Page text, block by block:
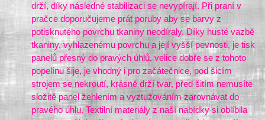
drží, díky následné stabilizaci se nevypírají. Při praní v
pračce doporučujeme prát poruby aby se barvy z
potisknutého povrchu tkaniny neodíraly. Díky husté vazbě
tkaniny, vyhlazenému povrchu a její vyšší pevnosti, je tisk
panelů přesný do pravých úhlů, velice dobře se z tohoto
popelínu šije, je vhodný i pro začátečnice, pod šicím
strojem se nekroutí, krásně drží tvar, před šitím nemusíte
složitě panel žehlením a vyztužováním zarovnávat do
pravého úhlu. Textilní materiály z naší nabídky si oblíbila